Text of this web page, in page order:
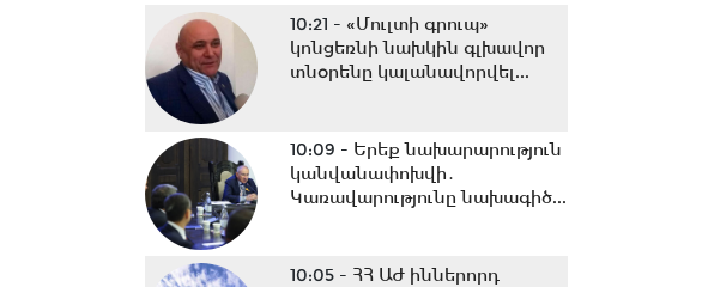
10:21 - «Մուլտի գրուպ»
կոնցեռնի նախկին գլխավոր
տնօրենը կալանավորվել...
10:09 - Երեք նախարարություն
կանվանափոխվի․
Կառավարությունը նախագիծ...
10:05 - ՀՀ ԱԺ իններորդ